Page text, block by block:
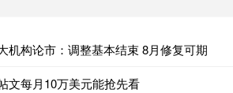
机构论市：调整基本结束 8月修复可期
文每月10万美元能抢先看